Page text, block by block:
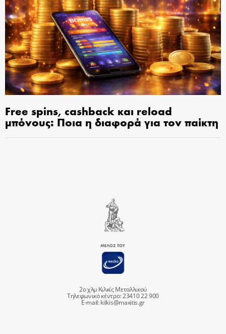
Free spins, cashback και reload
μπόνους: Ποια η διαφορά για τον παίκτη
2ο χλμ Κιλκίς Μεταλλικού
Τηλεφωνικό κέντρο: 23410 22 900
E-mail:kilkis@maxitis.gr